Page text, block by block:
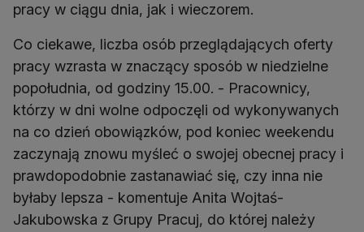
pracy w ciągu dnia, jak i wieczorem.
Co ciekawe, liczba osób przeglądających oferty
pracy wzrasta w znaczący sposób w niedzielne
popołudnia, od godziny 15.00. - Pracownicy,
którzy w dni wolne odpoczęli od wykonywanych
na co dzień obowiązków, pod koniec weekendu
zaczynają znowu myśleć o swojej obecnej pracy i
prawdopodobnie zastanawiać się, czy inna nie
byłaby lepsza - komentuje Anita Wojtaś-
Jakubowska z Grupy Pracuj, do której należy